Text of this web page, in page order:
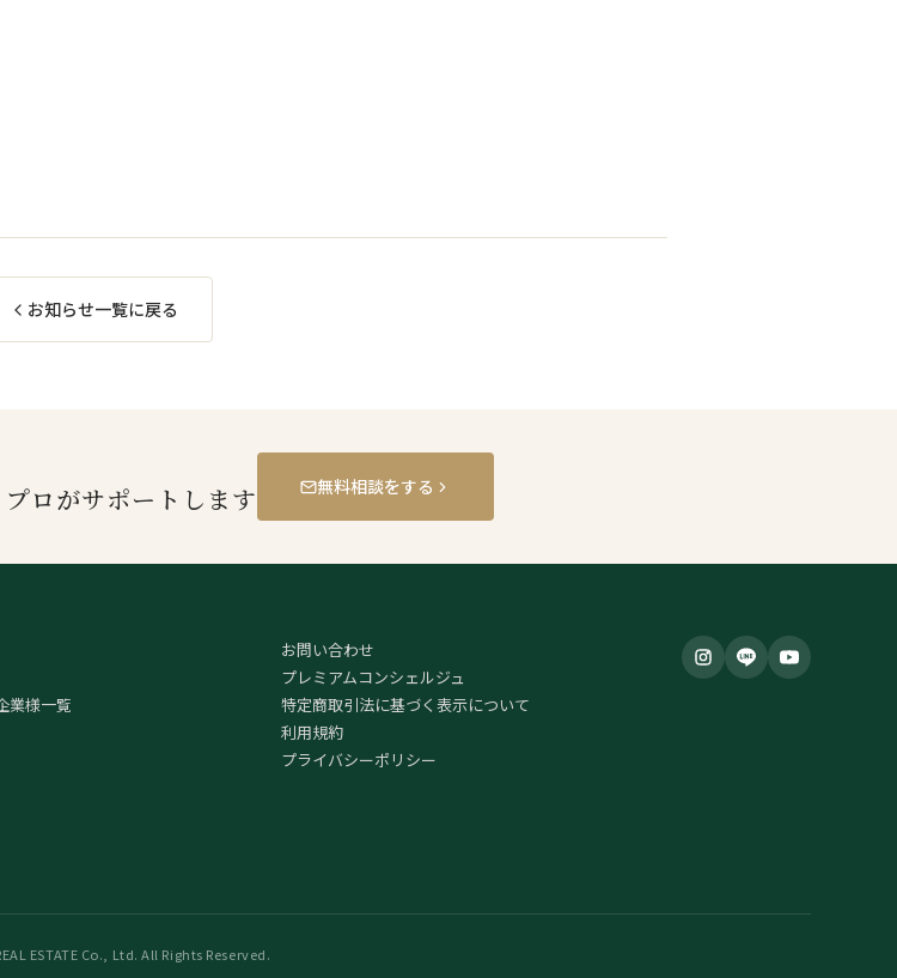
お知らせ一覧に戻る
ロがサポートします 無料相談をする
業様一覧
お問い合わせ
プレミアムコンシェルジュ
特定商取引法に基づく表示について
利用規約
プライバシーポリシー
ESTATE Co., Ltd. All Rights Reserved.